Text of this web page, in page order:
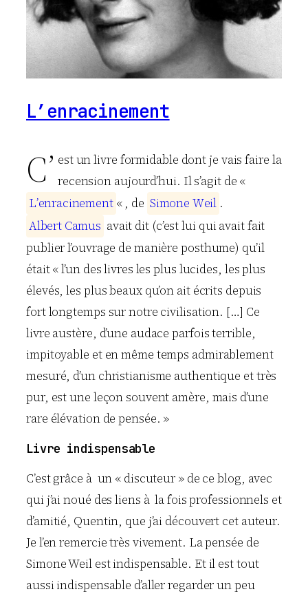
L’enracinement
C’ est un livre formidable dont je vais faire la
recension aujourd’hui. Il s’agit de «
L’enracinement « , de Simone Weil .
Albert Camus avait dit (c’est lui qui avait fait
publier l’ouvrage de manière posthume) qu’il
était « l’un des livres les plus lucides, les plus
élevés, les plus beaux qu’on ait écrits depuis
fort longtemps sur notre civilisation. […] Ce
livre austère, d’une audace parfois terrible,
impitoyable et en même temps admirablement
mesuré, d’un christianisme authentique et très
pur, est une leçon souvent amère, mais d’une
rare élévation de pensée. »
Livre indispensable
C’est grâce à un « discuteur » de ce blog, avec
qui j’ai noué des liens à la fois professionnels et
d’amitié, Quentin, que j’ai découvert cet auteur.
Je l’en remercie très vivement. La pensée de
Simone Weil est indispensable. Et il est tout
aussi indispensable d’aller regarder un peu